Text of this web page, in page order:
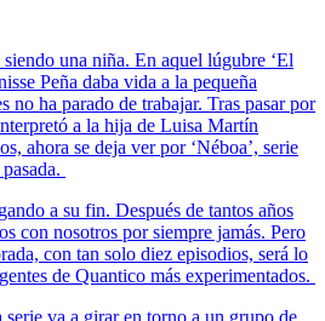
una niña. En aquel lúgubre ‘El
Peña daba vida a la pequeña
no ha parado de trabajar. Tras pasar por
a la hija de Luisa Martín
ahora se deja ver por ‘Néboa’, serie
a su fin. Después de tantos años
con nosotros por siempre jamás. Pero
con tan solo diez episodios, será lo
de Quantico más experimentados.